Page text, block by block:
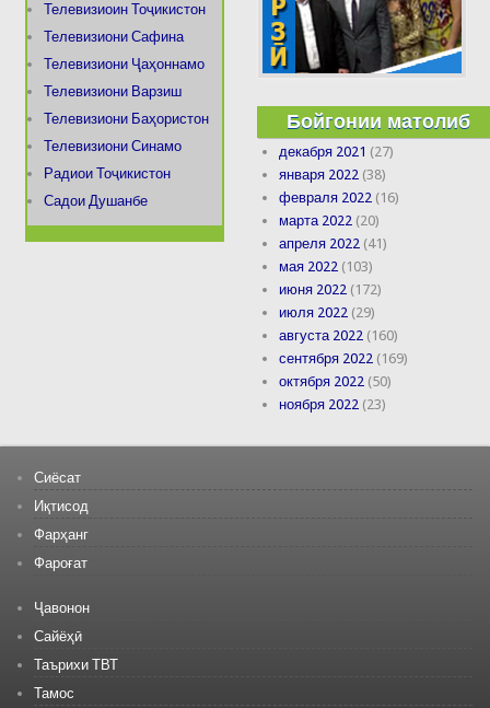
Телевизиоин Тоҷикистон
Телевизиони Сафина
Телевизиони Ҷаҳоннамо
Телевизиони Варзиш
Телевизиони Баҳористон
Телевизиони Синамо
Радиои Тоҷикистон
Садои Душанбе
Бойгонии матолиб
декабря 2021 (27)
января 2022 (38)
февраля 2022 (16)
марта 2022 (20)
апреля 2022 (41)
мая 2022 (103)
июня 2022 (172)
июля 2022 (29)
августа 2022 (160)
сентября 2022 (169)
октября 2022 (50)
ноября 2022 (23)
Сиёсат
Иқтисод
Фарҳанг
Фароғат
Ҷавонон
Сайёҳӣ
Таърихи ТВТ
Тамос